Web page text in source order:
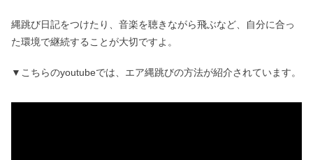
縄跳び日記をつけたり、音楽を聴きながら飛ぶなど、自分に合っ
た環境で継続することが大切ですよ。
▼こちらのyoutubeでは、エア縄跳びの方法が紹介されています。